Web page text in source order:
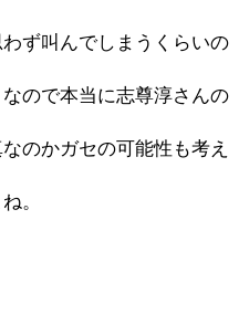
ず叫んでしまうくらいの
ので本当に志尊淳さんの
のかガセの可能性も考え
。